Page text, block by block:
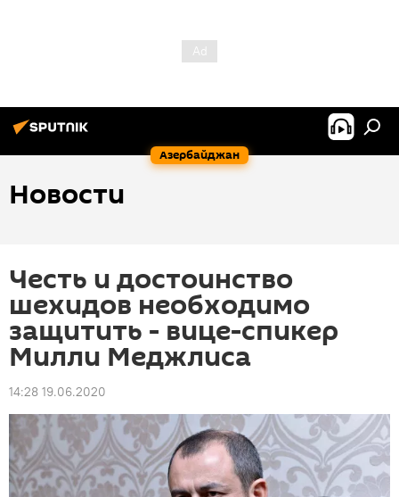
Азербайджан
Новости
Честь и достоинство
шехидов необходимо
защитить - вице-спикер
Милли Меджлиса
14:28 19.06.2020